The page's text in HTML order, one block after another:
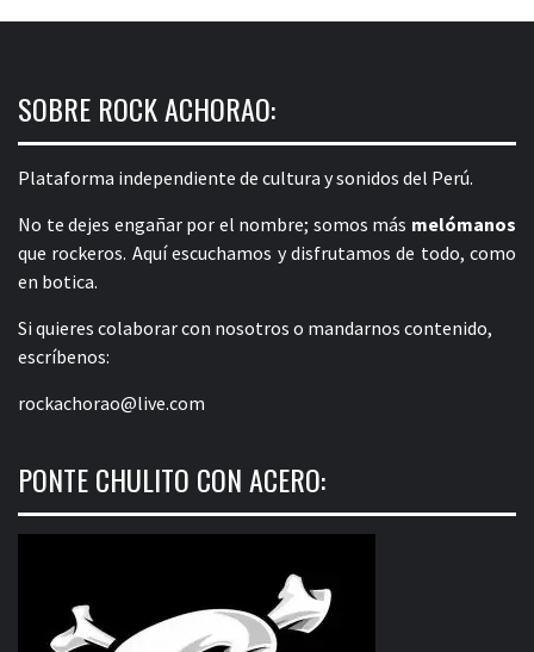
SOBRE ROCK ACHORAO:
Plataforma independiente de cultura y sonidos del Perú.
No te dejes engañar por el nombre; somos más melómanos
que rockeros. Aquí escuchamos y disfrutamos de todo, como
en botica.
Si quieres colaborar con nosotros o mandarnos contenido,
escríbenos:
rockachorao@live.com
PONTE CHULITO CON ACERO: